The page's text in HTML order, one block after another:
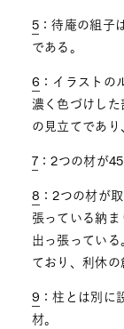
5 ：待庵の組子
である。
6 ：イラストの
濃く色づけした
の見立てであり
7 ：2つの材が
8 ：2つの材が
張っている納
出っ張ってい
ており、利休の
9 ：柱とは別に
材。